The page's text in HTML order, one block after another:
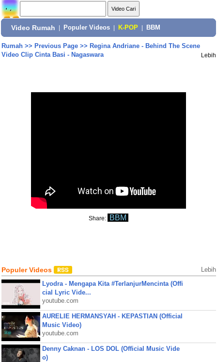
Video Rumah Populer Videos K-POP BBM
Rumah>> Previous Page>> Regina Andriane - Behind The Scene
Video Clip Cinta Basi - Nagaswara
Lebih
Share: BBM
Populer Videos Lebih
Lyodra - Mengapa Kita #TerlanjurMencinta (Offi
cial Lyric Vide...
youtube.com
AURELIE HERMANSYAH - KEPASTIAN (Official
Music Video)
youtube.com
Denny Caknan - LOS DOL (Official Music Vide
o)